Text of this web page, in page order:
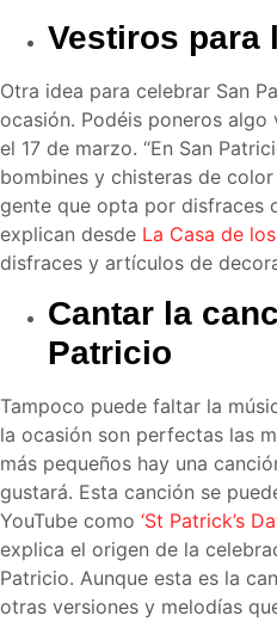
Vestiros para
Otra idea para celebrar San
ocasión. Podéis poneros
el 17 de marzo. “En San
bombines y chisteras de
gente que opta por disfraces
explican desde La Casa de
disfraces y artículos de
Cantar la
Patricio
Tampoco puede faltar la
la ocasión son perfectas las
más pequeños hay una
gustará. Esta canción se
YouTube como ‘St Patrick’s
explica el origen de la
Patricio. Aunque esta es la
otras versiones y melodías